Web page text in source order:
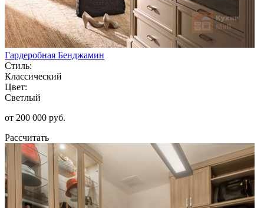
Гардеробная Бенджамин
Стиль:
Классический
Цвет:
Светлый
от 200 000 руб.
Рассчитать